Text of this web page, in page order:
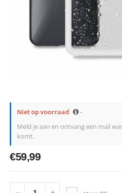
Niet op voorraad
-
Meld je aan en ontvang een mail
komt.
€59,99